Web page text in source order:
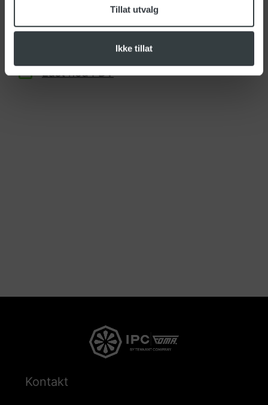
Tillat utvalg
Ikke tillat
Last ned produktark
Last ned FDV
Kontakt